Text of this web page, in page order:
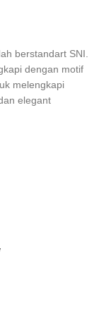
berstandart SNI.
dengan motif
melengkapi
elegant